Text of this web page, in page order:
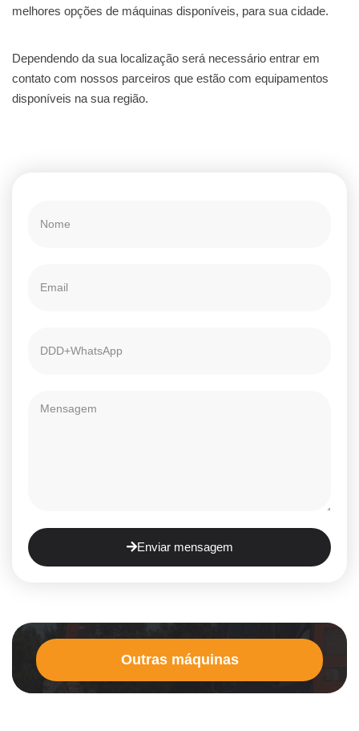
melhores opções de máquinas disponíveis, para sua cidade.
Dependendo da sua localização será necessário entrar em
contato com nossos parceiros que estão com equipamentos
disponíveis na sua região.
Enviar mensagem
Outras máquinas